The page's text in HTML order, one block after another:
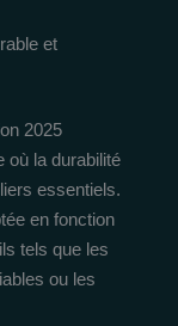
et
2025
où la durabilité
essentiels.
en fonction
tels que les
ou les